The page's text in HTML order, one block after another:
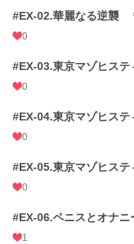
#EX-02.華麗なる逆襲
0
#EX-03.東京マゾヒステ
0
#EX-04.東京マゾヒステ
0
#EX-05.東京マゾヒス
0
#EX-06.ペニスとオナ
1